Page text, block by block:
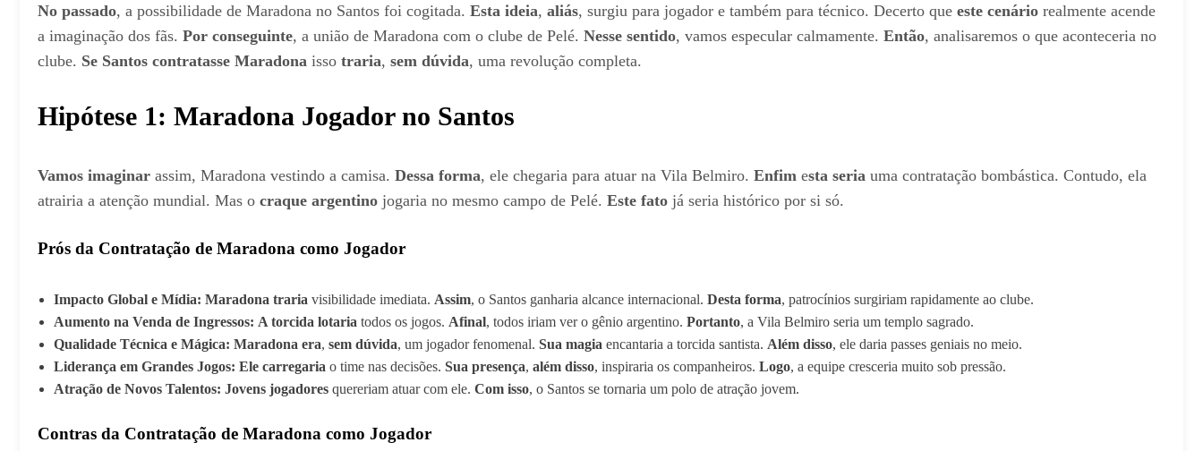
No passado, a possibilidade de Maradona no Santos foi cogitada. Esta ideia, aliás, surgiu para jogador e também para técnico. Decerto que este cenário realmente acende
a imaginação dos fãs. Por conseguinte, a união de Maradona com o clube de Pelé. Nesse sentido, vamos especular calmamente. Então, analisaremos o que aconteceria no
clube. Se Santos contratasse Maradona isso traria, sem dúvida, uma revolução completa.
Hipótese 1: Maradona Jogador no Santos
Vamos imaginar assim, Maradona vestindo a camisa. Dessa forma, ele chegaria para atuar na Vila Belmiro. Enfim esta seria uma contratação bombástica. Contudo, ela
atrairia a atenção mundial. Mas o craque argentino jogaria no mesmo campo de Pelé. Este fato já seria histórico por si só.
Prós da Contratação de Maradona como Jogador
Impacto Global e Mídia: Maradona traria visibilidade imediata. Assim, o Santos ganharia alcance internacional. Desta forma, patrocínios surgiriam rapidamente ao clube.
Aumento na Venda de Ingressos: A torcida lotaria todos os jogos. Afinal, todos iriam ver o gênio argentino. Portanto, a Vila Belmiro seria um templo sagrado.
Qualidade Técnica e Mágica: Maradona era, sem dúvida, um jogador fenomenal. Sua magia encantaria a torcida santista. Além disso, ele daria passes geniais no meio.
Liderança em Grandes Jogos: Ele carregaria o time nas decisões. Sua presença, além disso, inspiraria os companheiros. Logo, a equipe cresceria muito sob pressão.
Atração de Novos Talentos: Jovens jogadores quereriam atuar com ele. Com isso, o Santos se tornaria um polo de atração jovem.
Contras da Contratação de Maradona como Jogador